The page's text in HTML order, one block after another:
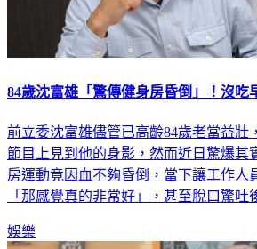
84歲沈富雄「驚傳健身房昏倒」！沒
前立委沈富雄儘管已高齡84歲老當益壯
節目上見到他的身影，然而近日驚爆其
房運動竟因血不夠昏倒，當下讓工作人
「那感覺真的非常好」，甚至脫口驚吐
娛樂